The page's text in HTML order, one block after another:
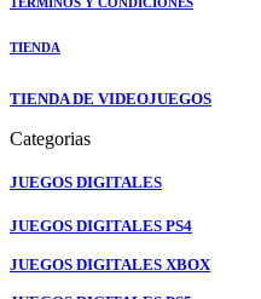
TIENDA
TIENDA DE VIDEOJUEGOS
Categorias
JUEGOS DIGITALES
JUEGOS DIGITALES PS4
JUEGOS DIGITALES XBOX